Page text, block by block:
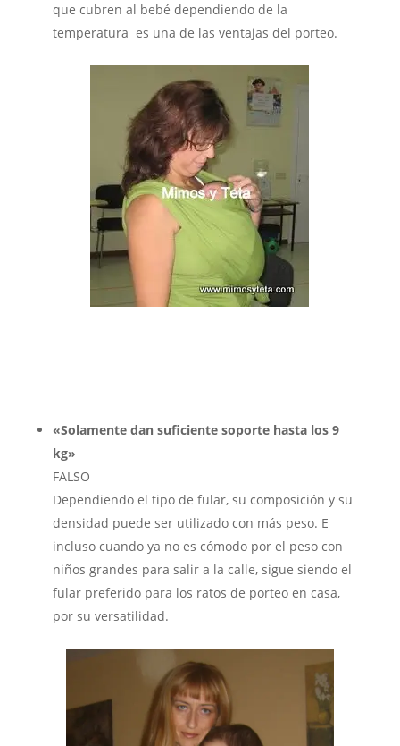
que cubren al bebé dependiendo de la
temperatura es una de las ventajas del porteo.
«Solamente dan suficiente soporte hasta los 9
kg»
FALSO
Dependiendo el tipo de fular, su composición y su
densidad puede ser utilizado con más peso. E
incluso cuando ya no es cómodo por el peso con
niños grandes para salir a la calle, sigue siendo el
fular preferido para los ratos de porteo en casa,
por su versatilidad.